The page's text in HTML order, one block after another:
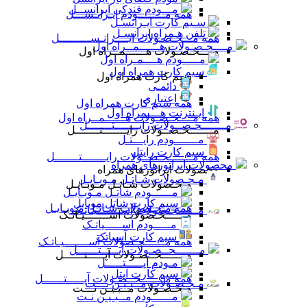
مـــودم فندکی ایرانســل
همه مــــــــودم ایـرانـســـل
سـیم کارت ایـرانسـل
تلفن هـمراه ایرانسـل
همه مـــحـصـولات ایــــرانـســـــــــل
مــــحـصـولات هــــــمــراه اول
مــــحـصـولات هــــــمــراه اول
مـــــودم هــــمـراه اول
سیم کارت همراه اول
سیم کارت همراه اول
دائمـی
اعتباری
همه سیم کارت همراه اول
ایـنترنت هــــمراه اول
همه مــــحـصـولات هــــــمــراه اول
مـــــــحـصــولات رایـــــــتـــــــل
مـــــــحـصــولات رایـــــــتـــــــل
مـــــــودم رایـــتـل
سیم کارت رایتل
همه مـــــــحـصــولات رایـــــــتـــــــل
محصولات اپراتورهای همراه
محصولات اپراتورهای همراه
مـحـصولات شـاتـل مـوبـایـل
مـحـصولات شـاتـل مـوبـایـل
مــــــودم شاتـل مـوبـایـل
سیم کارت شاتل موبایل
همه مـحـصولات شـاتـل مـوبـایـل
مــــــحـصولات آســـــــیـاتـک
مــــــحـصولات آســـــــیـاتـک
مـــــودم آســـــیاتـک
سیم کارت آسیاتک
همه مــــــحـصولات آســـــــیـاتـک
مـــــــحــصـولات آپـــــتــــــل
مـــــــحــصـولات آپـــــتــــــل
مـودم آپـــــتـــــل
سیم کارت آپتل
همه مـــــــحــصـولات آپـــــتــــــل
مـحـصـولات مــبـیـن نـــت
مـحـصـولات مــبـیـن نـــت
مــــــودم مــبـیـن نـت